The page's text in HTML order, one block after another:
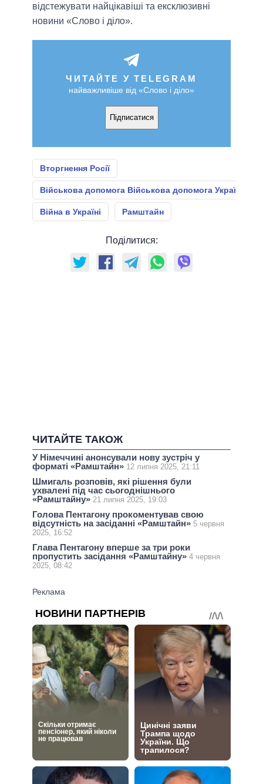
відстежувати найцікавіші та ексклюзивні
новини «Слово і діло».
ЧИТАЙТЕ У TELEGRAM
найважливіше від «Слово і діло»
Підписатися
Вторгнення Росії
Військова допомога Військова допомога Україні
Війна в Україні Рамштайн
Поділитися:
ЧИТАЙТЕ ТАКОЖ
У Німеччині анонсували нову зустріч у
форматі «Рамштайн» 12 липня 2025, 21:11
Шмигаль розповів, які рішення були
ухвалені під час сьогоднішнього
«Рамштайну» 21 липня 2025, 19:03
Голова Пентагону прокоментував свою
відсутність на засіданні «Рамштайн» 5 червня
2025, 16:52
Глава Пентагону вперше за три роки
пропустить засідання «Рамштайну» 4 червня
2025, 08:42